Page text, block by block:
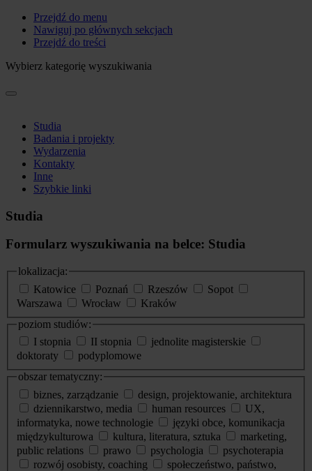
Przejdź do menu
Nawiguj po głównych sekcjach
Przejdź do treści
Wybierz kategorię wyszukiwania
Studia
Badania i projekty
Wydarzenia
Kontakty
Inne
Szybkie linki
Studia
Formularz wyszukiwania na belce: Studia
lokalizacja:
Katowice
Poznań Rzeszów
Sopot
Warszawa
Wrocław
Kraków
poziom studiów:
I stopnia
II stopnia
jednolite magisterskie
doktoraty
podyplomowe
obszar tematyczny:
biznes, zarządzanie
design, projektowanie, architektura
dziennikarstwo, media
human resources
UX,
informatyka, nowe technologie
języki obce, komunikacja
międzykulturowa
kultura, literatura, sztuka
marketing,
public relations
prawo psychologia
psychoterapia
rozwój osobisty, coaching
społeczeństwo, państwo,